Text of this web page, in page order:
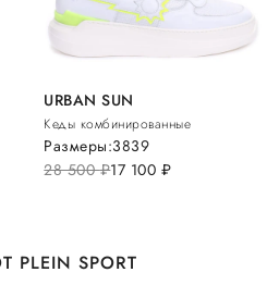
URBAN SUN
Кеды комбинированные
28 500руб.17 100 руб.
Размеры:3839
SPORT